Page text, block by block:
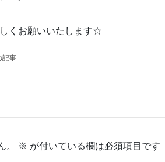
くお願いいたします☆
記事
。 ※ が付いている欄は必須項目です